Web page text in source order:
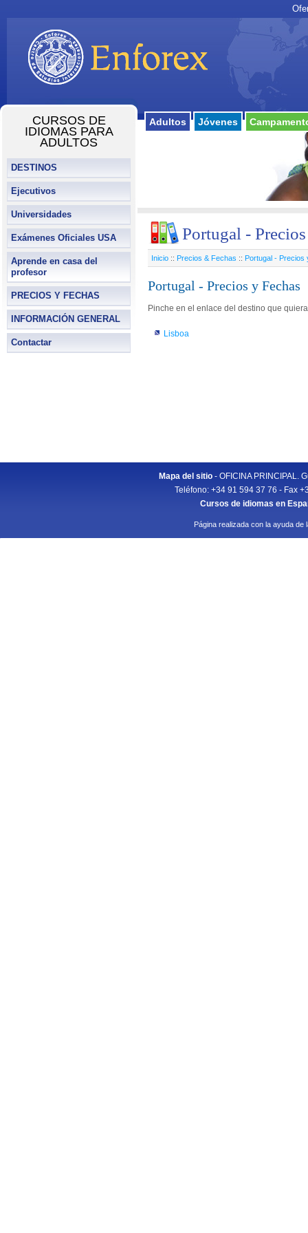
Adultos Jóvenes
CURSOS DE
IDIOMAS PARA
ADULTOS
DESTINOS
Ejecutivos
Universidades
Exámenes Oficiales USA
Aprende en casa del
profesor
PRECIOS Y FECHAS
INFORMACIÓN GENERAL
Contactar
Portugal -
Inicio :: Precios & Fechas :: Portugal - Precios
Portugal - Precios y Fechas
Pinche en el enlace del destino que
Lisboa
Mapa del sitio- OFICINA PRINCIPAL.
Teléfono: +34 91 594 37 76 - Fax
Cursos de idiomas en
Página realizada con la ayuda